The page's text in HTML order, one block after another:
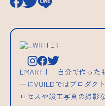
_WRITER
EMARF | 「自分で作った
ーにVUILDではプロダク
ロセスや竣工写真の撮影